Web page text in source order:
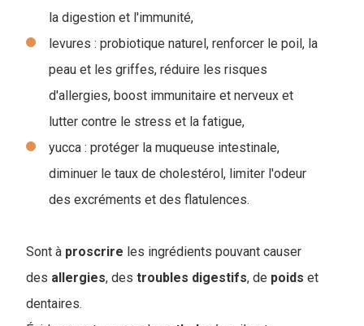
la digestion et l'immunité,
levures : probiotique naturel, renforcer le poil, la
peau et les griffes, réduire les risques
d'allergies, boost immunitaire et nerveux et
lutter contre le stress et la fatigue,
yucca : protéger la muqueuse intestinale,
diminuer le taux de cholestérol, limiter l'odeur
des excréments et des flatulences.
Sont à proscrire les ingrédients pouvant causer
des allergies, des troubles digestifs, de poids et
dentaires.